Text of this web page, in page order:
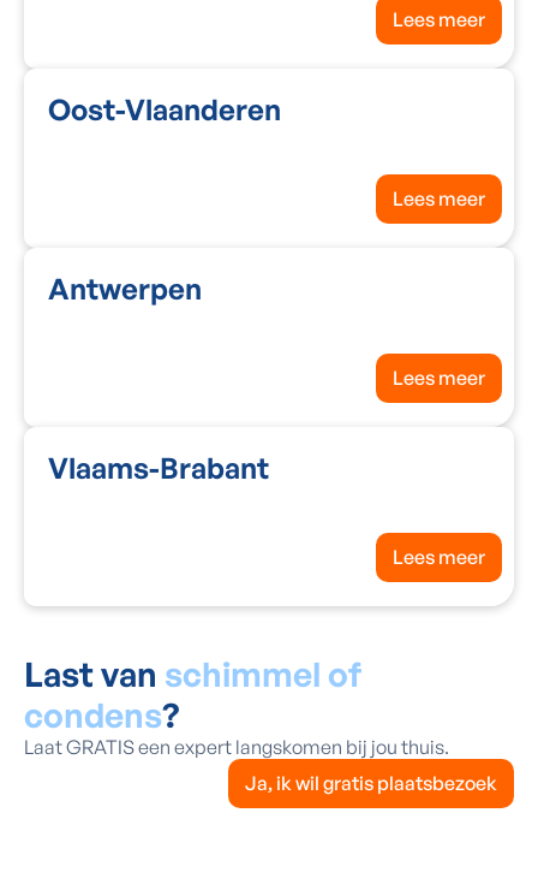
Lees meer
Oost-Vlaanderen
Lees meer
Antwerpen
Lees meer
Vlaams-Brabant
Lees meer
Last van schimmel of
condens?
Laat GRATIS een expert langskomen bij jou thuis.
Ja, ik wil gratis plaatsbezoek